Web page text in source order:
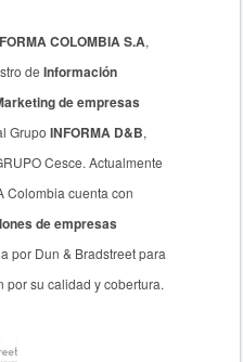
COLOMBIA S.A,
deInformación
de empresas
GrupoINFORMA D&B,
Cesce. Actualmente
Colombia cuenta con
de empresas
por Dun & Bradstreet para
por su calidad y cobertura.